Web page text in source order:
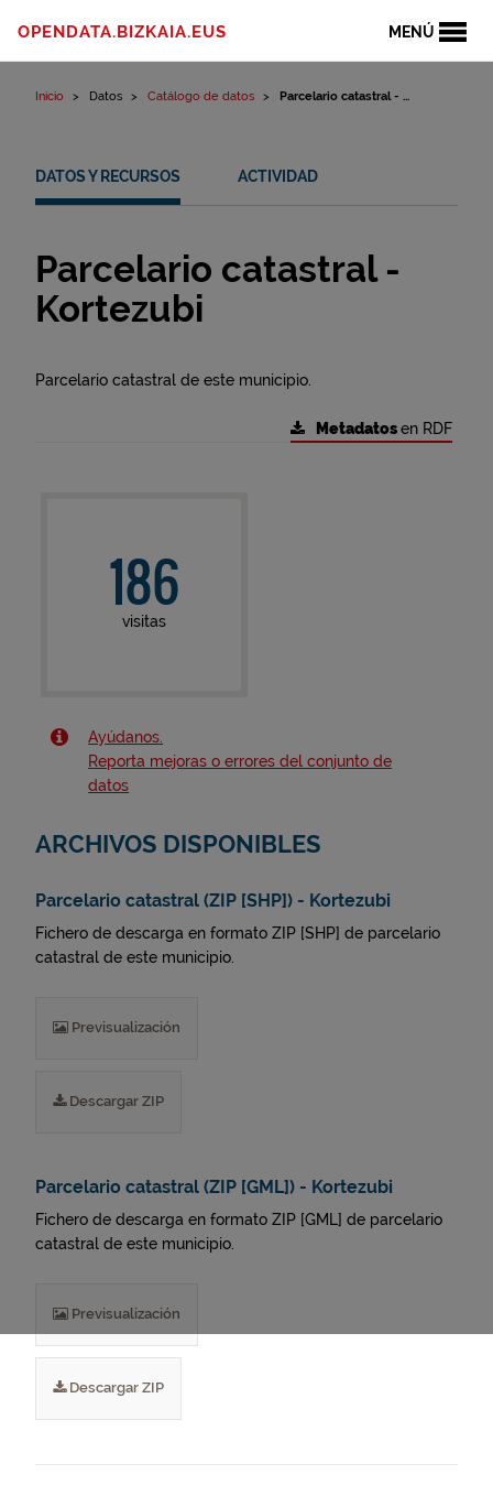
MENÚ
OPENDATA.BIZKAIA.EUS
Inicio Datos Catálogo de datos Parcelario catastral - ...
DATOS Y RECURSOS ACTIVIDAD
Parcelario catastral -
Kortezubi
Parcelario catastral de este municipio.
Metadatosen RDF
186
visitas
Ayúdanos.
Reporta mejoras o errores del conjunto de
datos
ARCHIVOS DISPONIBLES
Parcelario catastral (ZIP [SHP]) - Kortezubi
Fichero de descarga en formato ZIP [SHP] de parcelario
catastral de este municipio.
Previsualización
Descargar ZIP
Parcelario catastral (ZIP [GML]) - Kortezubi
Fichero de descarga en formato ZIP [GML] de parcelario
catastral de este municipio.
Previsualización
Descargar ZIP